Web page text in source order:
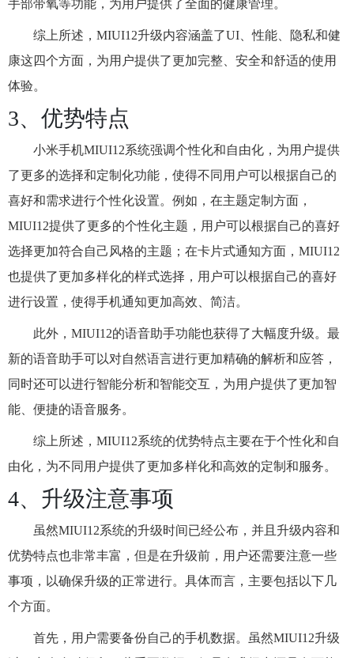
手部带氧等功能，为用户提供了全面的健康管理。
综上所述，MIUI12升级内容涵盖了UI、性能、隐私和健
康这四个方面，为用户提供了更加完整、安全和舒适的使用
体验。
3、优势特点
小米手机MIUI12系统强调个性化和自由化，为用户提供
了更多的选择和定制化功能，使得不同用户可以根据自己的
喜好和需求进行个性化设置。例如，在主题定制方面，
MIUI12提供了更多的个性化主题，用户可以根据自己的喜好
选择更加符合自己风格的主题；在卡片式通知方面，MIUI12
也提供了更加多样化的样式选择，用户可以根据自己的喜好
进行设置，使得手机通知更加高效、简洁。
此外，MIUI12的语音助手功能也获得了大幅度升级。最
新的语音助手可以对自然语言进行更加精确的解析和应答，
同时还可以进行智能分析和智能交互，为用户提供了更加智
能、便捷的语音服务。
综上所述，MIUI12系统的优势特点主要在于个性化和自
由化，为不同用户提供了更加多样化和高效的定制和服务。
4、升级注意事项
虽然MIUI12系统的升级时间已经公布，并且升级内容和
优势特点也非常丰富，但是在升级前，用户还需要注意一些
事项，以确保升级的正常进行。具体而言，主要包括以下几
个方面。
首先，用户需要备份自己的手机数据。虽然MIUI12升级